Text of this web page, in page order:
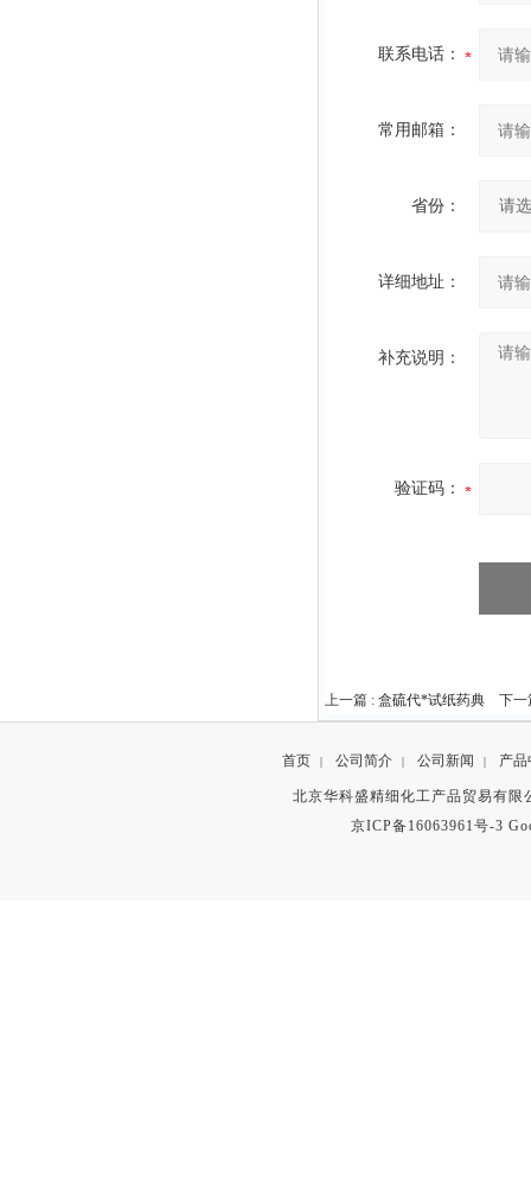
联系电话：
常用邮箱：
省份：
详细地址：
补充说明：
验证码：
上一篇 : 盒硫代*试纸药典 下
首页 公司简介 公司新闻 产品
北京华科盛精细化工产品贸易有
京ICP备16063961号-3